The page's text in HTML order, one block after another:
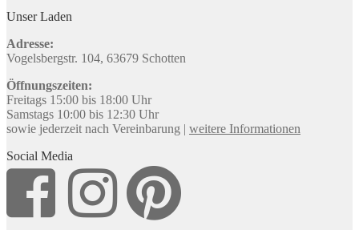
Unser Laden
Adresse:
Vogelsbergstr. 104, 63679 Schotten
Öffnungszeiten:
Freitags 15:00 bis 18:00 Uhr
Samstags 10:00 bis 12:30 Uhr
sowie jederzeit nach Vereinbarung | weitere Informationen
Social Media